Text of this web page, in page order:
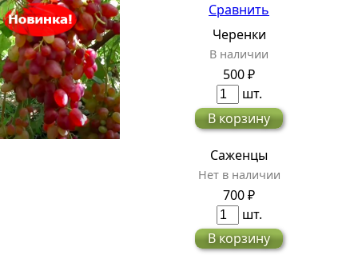
Сравнить
Черенки
В наличии
500 ₽
шт.
В корзину
Саженцы
Нет в наличии
700 ₽
шт.
В корзину